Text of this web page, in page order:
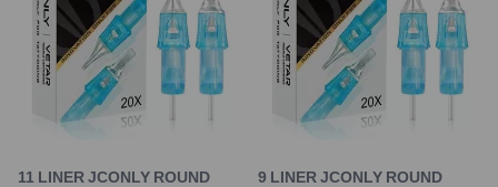
11 LINER JCONLY ROUND
9 LINER JCONLY ROUND